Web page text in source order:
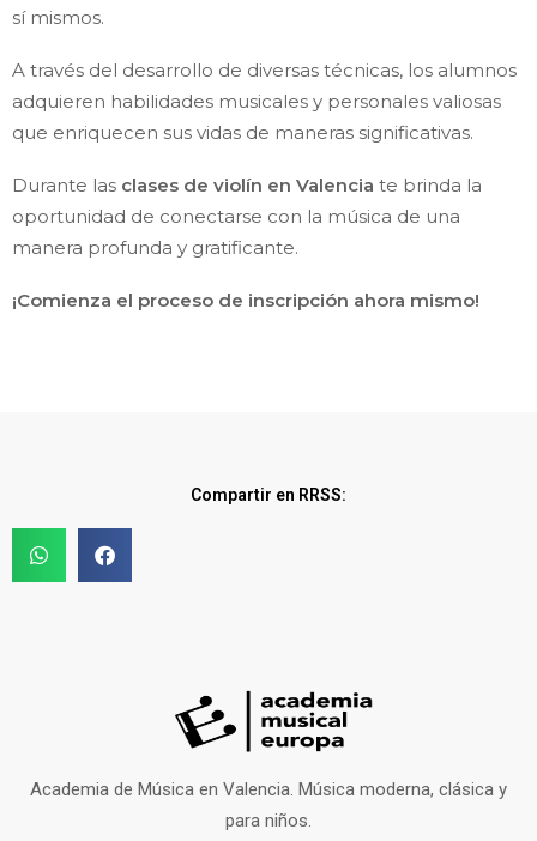
sí mismos.
A través del desarrollo de diversas técnicas, los alumnos
adquieren habilidades musicales y personales valiosas
que enriquecen sus vidas de maneras significativas.
Durante las clases de violín en Valencia te brinda la
oportunidad de conectarse con la música de una
manera profunda y gratificante.
¡Comienza el proceso de inscripción ahora mismo!
Compartir en RRSS:
Academia de Música en Valencia. Música moderna, clásica y
para niños.